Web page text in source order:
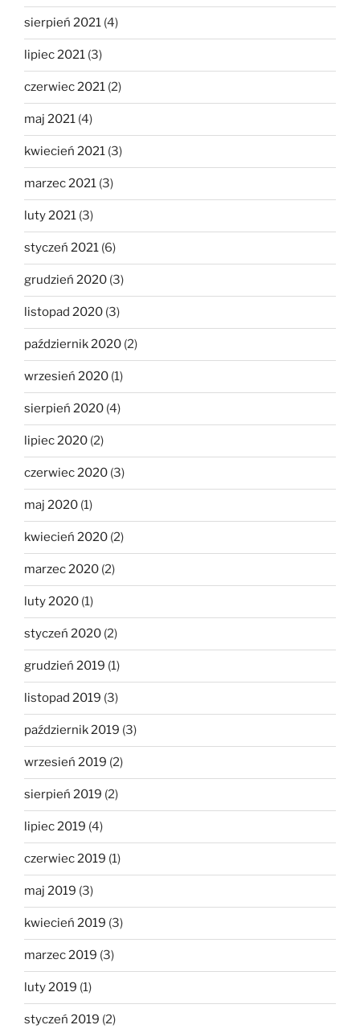
sierpień 2021 (4)
lipiec 2021 (3)
czerwiec 2021 (2)
maj 2021 (4)
kwiecień 2021 (3)
marzec 2021 (3)
luty 2021 (3)
styczeń 2021 (6)
grudzień 2020 (3)
listopad 2020 (3)
październik 2020 (2)
wrzesień 2020 (1)
sierpień 2020 (4)
lipiec 2020 (2)
czerwiec 2020 (3)
maj 2020 (1)
kwiecień 2020 (2)
marzec 2020 (2)
luty 2020 (1)
styczeń 2020 (2)
grudzień 2019 (1)
listopad 2019 (3)
październik 2019 (3)
wrzesień 2019 (2)
sierpień 2019 (2)
lipiec 2019 (4)
czerwiec 2019 (1)
maj 2019 (3)
kwiecień 2019 (3)
marzec 2019 (3)
luty 2019 (1)
styczeń 2019 (2)